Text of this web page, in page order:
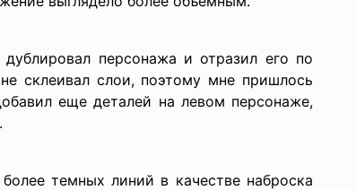
персонажа и отразил его по
склеивал слои, поэтому мне пришлось
еще деталей на левом персонаже,
темных линий в качестве наброска